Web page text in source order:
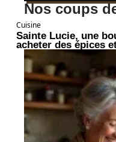
Nos coups
Cuisine
Sainte Lucie, une
acheter des épices